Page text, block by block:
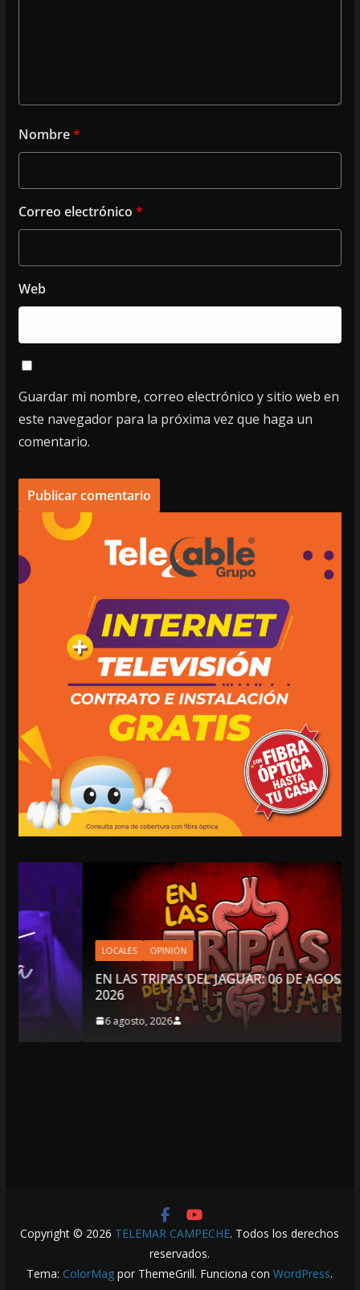
Nombre*
Correo electrónico *
Web
Guardar mi nombre, correo electrónico y sitio web en
este navegador para la próxima vez que haga un
comentario.
LOCALES OPINIÓN
EN LAS TRIPAS DEL JAGUAR: 06 DE AGOSTO DE
2026
6 agosto, 2026
Copyright © 2026 TELEMAR CAMPECHE. Todos los derechos
reservados.
Tema: ColorMag por ThemeGrill. Funciona conWordPress.